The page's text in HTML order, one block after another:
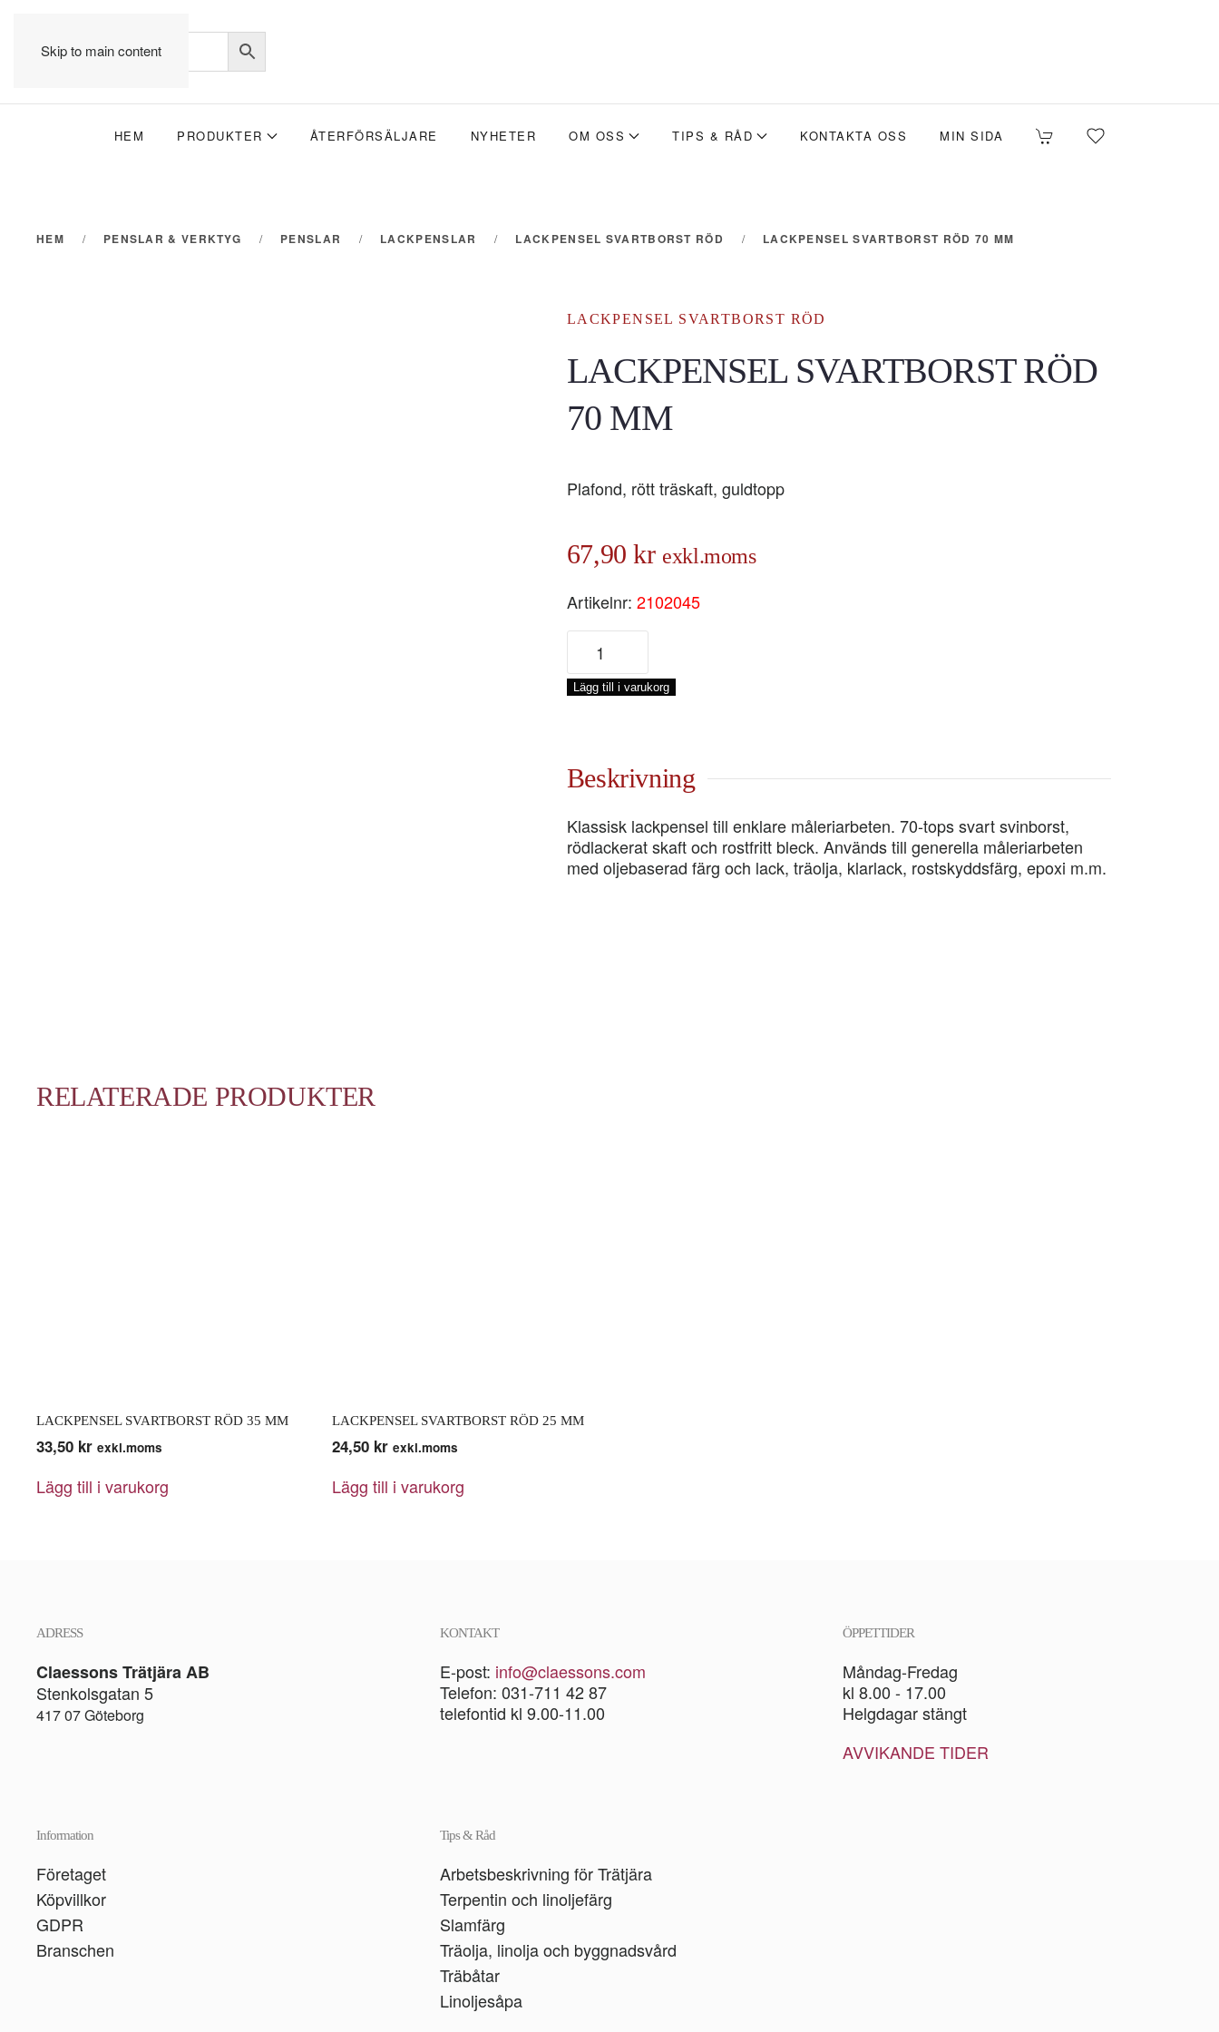
Skip to main content
HEM PRODUKTER ÅTERFÖRSÄLJARE NYHETER OM OSS TIPS & RÅD KONTAKTA OSS MIN SIDA
HEM PENSLAR & VERKTYG PENSLAR LACKPENSLAR LACKPENSEL SVARTBORST RÖD LACKPENSEL SVARTBORST RÖD 70 MM
LACKPENSEL SVARTBORST RÖD
LACKPENSEL SVARTBORST RÖD
70 MM
Plafond, rött träskaft, guldtopp
67,90kr exkl.moms
Artikelnr: 2102045
LACKPENSEL
SVARTBORST
RÖD
70
Lägg till i varukorg
Beskrivning
Klassisk lackpensel till enklare måleriarbeten. 70-tops svart svinborst,
rödlackerat skaft och rostfritt bleck. Används till generella måleriarbeten
med oljebaserad färg och lack, träolja, klarlack, rostskyddsfärg, epoxi m.m.
RELATERADE PRODUKTER
LACKPENSEL SVARTBORST RÖD 35 MM
33,50 kr exkl.moms
Lägg till i varukorg
LACKPENSEL SVARTBORST RÖD 25 MM
24,50 kr exkl.moms
Lägg till i varukorg
ADRESS
Claessons Trätjära AB
Stenkolsgatan 5
417 07 Göteborg
KONTAKT
E-post: info@claessons.com
Telefon: 031-711 42 87
telefontid kl 9.00-11.00
ÖPPETTIDER
Måndag-Fredag
kl 8.00 - 17.00
Helgdagar stängt
AVVIKANDE TIDER
Information
Företaget
Köpvillkor
GDPR
Branschen
Tips & Råd
Arbetsbeskrivning för Trätjära
Terpentin och linoljefärg
Slamfärg
Träolja, linolja och byggnadsvård
Träbåtar
Linoljesåpa